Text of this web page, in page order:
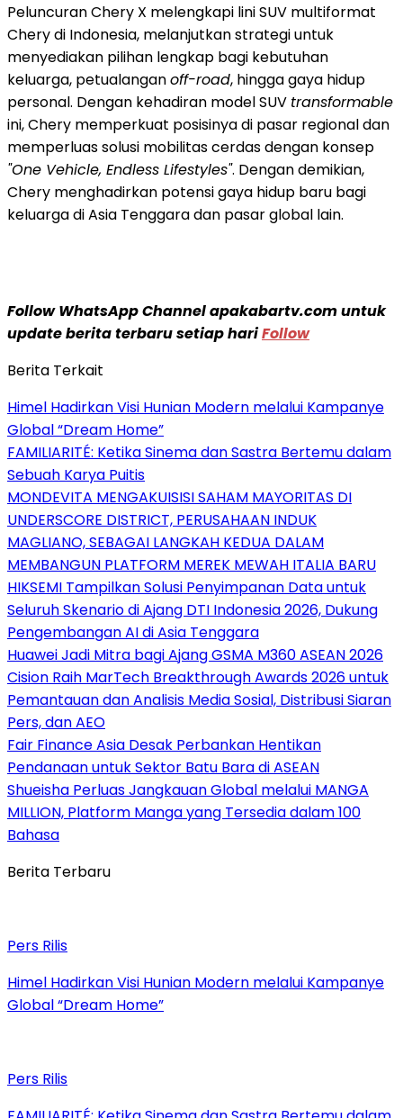
Peluncuran Chery X melengkapi lini SUV multiformat
Chery di Indonesia, melanjutkan strategi untuk
menyediakan pilihan lengkap bagi kebutuhan
keluarga, petualanganoff-road, hingga gaya hidup
personal. Dengan kehadiran model SUV transformable
ini, Chery memperkuat posisinya di pasar regional dan
memperluas solusi mobilitas cerdas dengan konsep
"One Vehicle, Endless Lifestyles". Dengan demikian,
Chery menghadirkan potensi gaya hidup baru bagi
keluarga diAsia Tenggaradan pasar global lain.
Follow WhatsApp Channel apakabartv.com untuk
update berita terbaru setiap hariFollow
Berita Terkait
Himel Hadirkan Visi Hunian Modern melalui Kampanye
Global “Dream Home”
FAMILIARITÉ: Ketika Sinema dan Sastra Bertemu dalam
Sebuah Karya Puitis
MONDEVITA MENGAKUISISI SAHAM MAYORITAS DI
UNDERSCORE DISTRICT, PERUSAHAAN INDUK
MAGLIANO, SEBAGAI LANGKAH KEDUA DALAM
MEMBANGUN PLATFORM MEREK MEWAH ITALIA BARU
HIKSEMI Tampilkan Solusi Penyimpanan Data untuk
Seluruh Skenario di Ajang DTI Indonesia 2026, Dukung
Pengembangan AI di Asia Tenggara
Huawei Jadi Mitra bagi Ajang GSMA M360 ASEAN 2026
Cision Raih MarTech Breakthrough Awards 2026 untuk
Pemantauan dan Analisis Media Sosial, Distribusi Siaran
Pers, dan AEO
Fair Finance Asia Desak Perbankan Hentikan
Pendanaan untuk Sektor Batu Bara di ASEAN
Shueisha Perluas Jangkauan Global melalui MANGA
MILLION, Platform Manga yang Tersedia dalam 100
Bahasa
Berita Terbaru
Pers Rilis
Himel Hadirkan Visi Hunian Modern melalui Kampanye
Global “Dream Home”
Pers Rilis